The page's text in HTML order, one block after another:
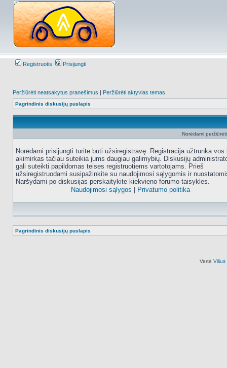
Registruotis Prisijungti
Peržiūrėti neatsakytus pranešimus | Peržiūrėti aktyvias temas
Pagrindinis diskusijų puslapis
Norėdami
Norėdami prisijungti turite būti užsiregistravę. Registracija užtrunka vos
akimirkas tačiau suteikia jums daugiau galimybių. Diskusijų
gali suteikti papildomas teises registruotiems vartotojams. Prieš
užsiregistruodami susipažinkite su naudojimosi sąlygomis ir
Naršydami po diskusijas perskaitykite kiekvieno forumo taisykles.
Naudojimosi sąlygos
Privatumo politika
Pagrindinis diskusijų puslapis
Vertė Vilius